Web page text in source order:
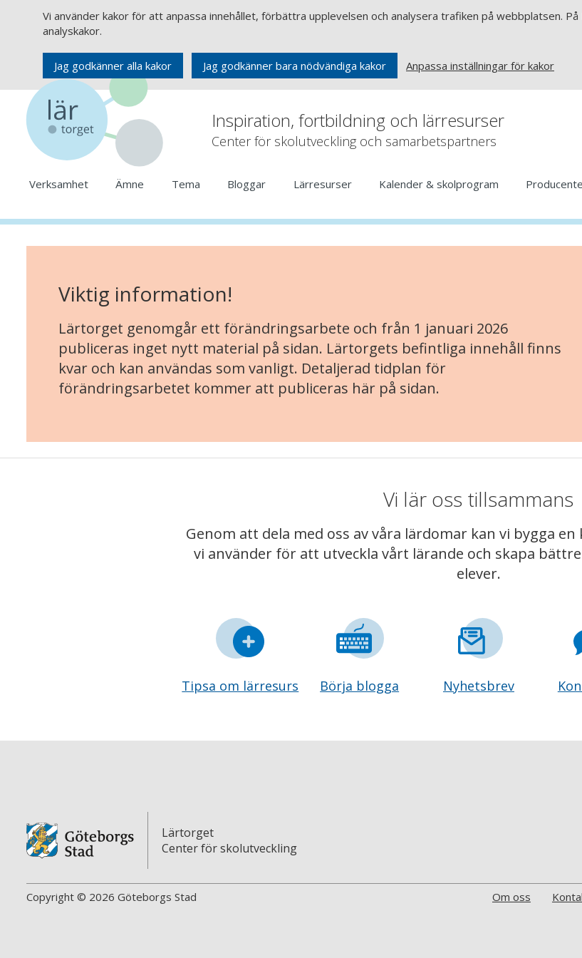
Vi använder kakor för att anpassa innehållet, förbättra upplevelsen och analysera trafiken på webbplatsen.
analyskakor.
Jag godkänner alla kakor Jag godkänner bara nödvändiga kakor Anpassa inställningar för kakor
Inspiration, fortbildning och lärresurser
Center för skolutveckling och samarbetspartners
Verksamhet Ämne Tema Bloggar Lärresurser Kalender & skolprogram
Viktig information!
Lärtorget genomgår ett förändringsarbete och från 1 januari 2026
publiceras inget nytt material på sidan. Lärtorgets befintliga innehåll finns
kvar och kan användas som vanligt. Detaljerad tidplan för
förändringsarbetet kommer att publiceras här på sidan.
Vi lär oss tillsammans
Genom att dela med oss av våra lärdomar kan vi bygga
vi använder för att utveckla vårt lärande och skapa
elever.
Tipsa om lärresurs Börja blogga Nyhetsbrev
Lärtorget
Center för skolutveckling
Copyright © 2026 Göteborgs Stad Om oss